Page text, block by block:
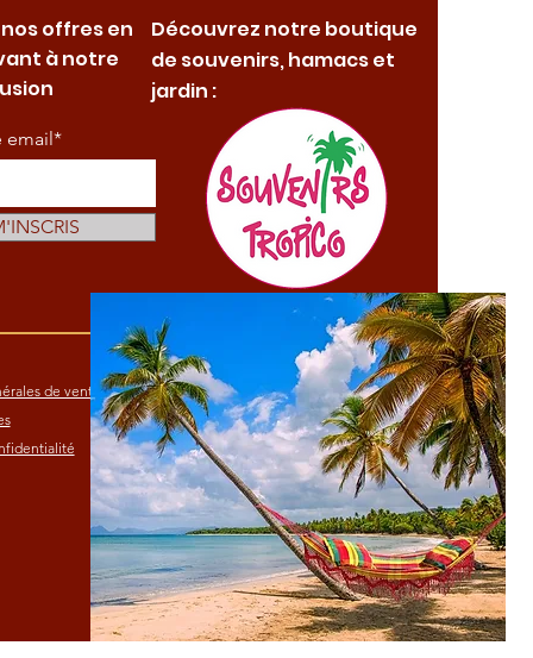
offres en
à notre
email*
de vente
Découvrez notre boutique
de souvenirs, hamacs et
jardin :